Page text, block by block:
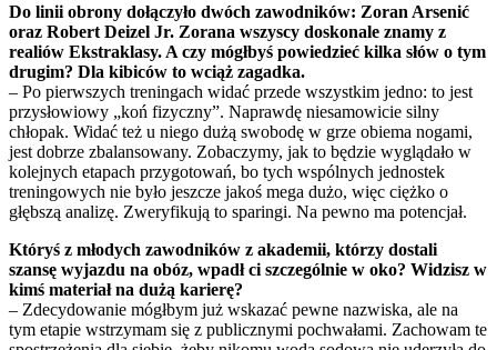
Do linii obrony dołączyło dwóch zawodników: Zoran Arsenić
oraz Robert Deizel Jr. Zorana wszyscy doskonale znamy z
realiów Ekstraklasy. A czy mógłbyś powiedzieć kilka słów o tym
drugim? Dla kibiców to wciąż zagadka.
– Po pierwszych treningach widać przede wszystkim jedno: to jest
przysłowiowy „koń fizyczny”. Naprawdę niesamowicie silny
chłopak. Widać też u niego dużą swobodę w grze obiema nogami,
jest dobrze zbalansowany. Zobaczymy, jak to będzie wyglądało w
kolejnych etapach przygotowań, bo tych wspólnych jednostek
treningowych nie było jeszcze jakoś mega dużo, więc ciężko o
głębszą analizę. Zweryfikują to sparingi. Na pewno ma potencjał.
Któryś z młodych zawodników z akademii, którzy dostali
szansę wyjazdu na obóz, wpadł ci szczególnie w oko? Widzisz w
kimś materiał na dużą karierę?
– Zdecydowanie mógłbym już wskazać pewne nazwiska, ale na
tym etapie wstrzymam się z publicznymi pochwałami. Zachowam te